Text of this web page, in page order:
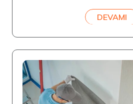
DEVAMI